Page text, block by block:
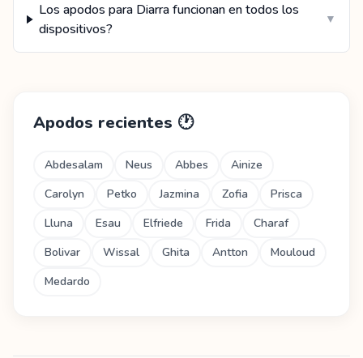
Los apodos para Diarra funcionan en todos los
dispositivos?
▼
Apodos recientes 🕐
Abdesalam Neus Abbes
Ainize
Carolyn
Petko Jazmina Zofia
Prisca
Lluna
Esau Elfriede Frida
Charaf
Bolivar
Wissal Ghita Antton
Mouloud
Medardo